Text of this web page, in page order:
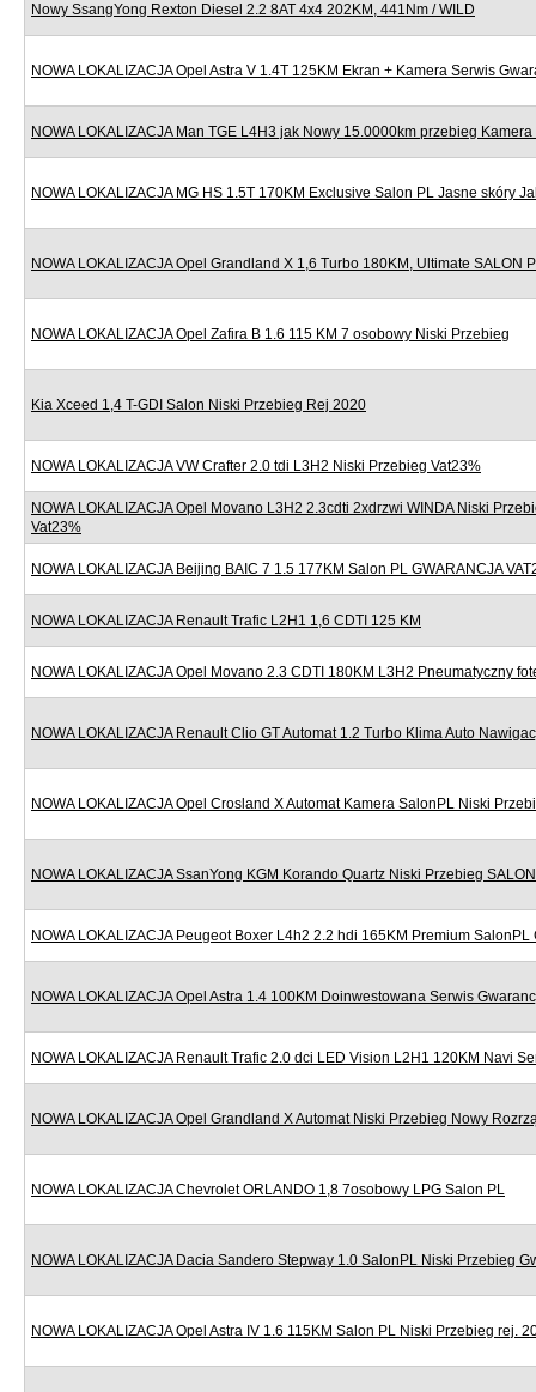
Nowy SsangYong Rexton Diesel 2.2 8AT 4x4 202KM, 441Nm / WILD
NOWA LOKALIZACJA Opel Astra V 1.4T 125KM Ekran + Kamera Serwis
NOWA LOKALIZACJA Man TGE L4H3 jak Nowy 15.0000km przebieg Kamera
NOWA LOKALIZACJA MG HS 1.5T 170KM Exclusive Salon PL Jasne skóry
NOWA LOKALIZACJA Opel Grandland X 1,6 Turbo 180KM, Ultimate SALON
NOWA LOKALIZACJA Opel Zafira B 1.6 115 KM 7 osobowy Niski Przebieg
Kia Xceed 1,4 T-GDI Salon Niski Przebieg Rej 2020
NOWA LOKALIZACJA VW Crafter 2.0 tdi L3H2 Niski Przebieg Vat23%
NOWA LOKALIZACJA Opel Movano L3H2 2.3cdti 2xdrzwi WINDA Niski
Vat23%
NOWA LOKALIZACJA Beijing BAIC 7 1.5 177KM Salon PL GWARANCJA
NOWA LOKALIZACJA Renault Trafic L2H1 1,6 CDTI 125 KM
NOWA LOKALIZACJA Opel Movano 2.3 CDTI 180KM L3H2 Pneumatyczny
NOWA LOKALIZACJA Renault Clio GT Automat 1.2 Turbo Klima Auto
NOWA LOKALIZACJA Opel Crosland X Automat Kamera SalonPL Niski
NOWA LOKALIZACJA SsanYong KGM Korando Quartz Niski Przebieg
NOWA LOKALIZACJA Peugeot Boxer L4h2 2.2 hdi 165KM Premium
NOWA LOKALIZACJA Opel Astra 1.4 100KM Doinwestowana Serwis
NOWA LOKALIZACJA Renault Trafic 2.0 dci LED Vision L2H1 120KM Navi
NOWA LOKALIZACJA Opel Grandland X Automat Niski Przebieg Nowy
NOWA LOKALIZACJA Chevrolet ORLANDO 1,8 7osobowy LPG Salon PL
NOWA LOKALIZACJA Dacia Sandero Stepway 1.0 SalonPL Niski Przebieg
NOWA LOKALIZACJA Opel Astra IV 1.6 115KM Salon PL Niski Przebieg rej.